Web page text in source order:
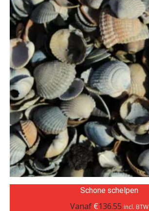
Schone schelpen
Vanaf €136.55 incl. BTW